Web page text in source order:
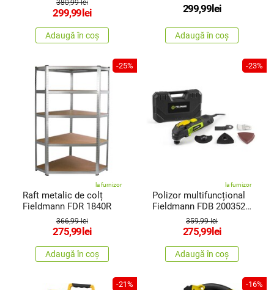
380,99 lei
299,99 lei
Adaugă în coș
299,99 lei
Adaugă în coș
-25%
la furnizor
Raft metalic de colț
Fieldmann FDR 1840R
366,99 lei
275,99 lei
Adaugă în coș
-23%
la furnizor
Polizor multifuncțional
Fieldmann FDB 200352-
359,99 lei
275,99 lei
Adaugă în coș
-21% -16%